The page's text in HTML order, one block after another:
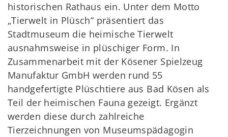
historischen Rathaus ein. Unter dem Motto
„Tierwelt in Plüsch“ präsentiert das
Stadtmuseum die heimische Tierwelt
ausnahmsweise in plüschiger Form. In
Zusammenarbeit mit der Kösener Spielzeug
Manufaktur GmbH werden rund 55
handgefertigte Plüschtiere aus Bad Kösen als
Teil der heimischen Fauna gezeigt. Ergänzt
werden diese durch zahlreiche
Tierzeichnungen von Museumspädagogin